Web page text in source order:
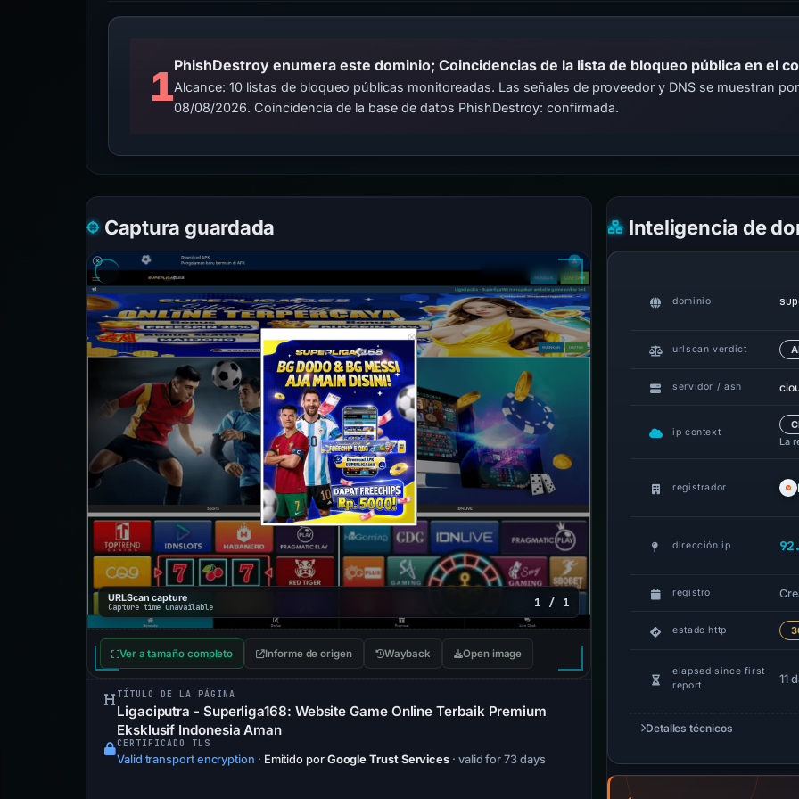
1PhishDestroy enumera este dominio; Coincidencias de la lista de bloqueo pública en el
Alcance: 10 listas de bloqueo públicas monitoreadas. Las señales de proveedor y DNS se muestran
08/08/2026. Coincidencia de la base de datos PhishDestroy: confirmada.
Captura guardada
URLScan capture
Capture time unavailable 1 / 1
Ver a tamaño completo Informe de origen Wayback Open image
TÍTULO DE LA PÁGINA
Ligaciputra - Superliga168: Website Game Online Terbaik Premium
Eksklusif Indonesia Aman
CERTIFICADO TLS
Valid transport encryption · Emitido por Google Trust Services · valid for 73 days
Inteligencia de
dominio
urlscan verdict
servidor / asn
ip context
La
registrador
dirección ip
registro
estado http
elapsed since first
report
11
Detalles técnicos